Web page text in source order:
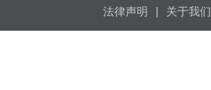
法律声明
关于我们